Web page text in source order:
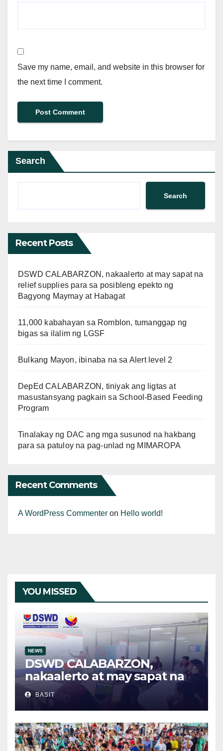
Save my name, email, and website in this browser for
the next time I comment.
Search
Search
Recent Posts
DSWD CALABARZON, nakaalerto at may sapat na
relief supplies para sa posibleng epekto ng
Bagyong Maymay at Habagat
11,000 kabahayan sa Romblon, tumanggap ng
bigas sa ilalim ng LGSF
Bulkang Mayon, ibinaba na sa Alert level 2
DepEd CALABARZON, tiniyak ang ligtas at
masustansyang pagkain sa School-Based Feeding
Program
Tinalakay ng DAC ang mga susunod na hakbang
para sa patuloy na pag-unlad ng MIMAROPA
Recent Comments
A WordPress Commenter on Hello world!
YOU MISSED
NEWS
DSWD CALABARZON,
nakaalerto at may sapat na
relief supplies para sa
posibleng epekto ng
Bagyong Maymay at Habagat
BASIT